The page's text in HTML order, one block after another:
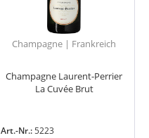
Champagne | Frankreich
Champagne Laurent-Perrier
La Cuvée Brut
Art.-Nr.:5223